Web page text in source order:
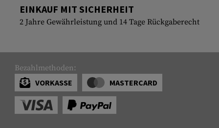
EINKAUF MIT SICHERHEIT
2 Jahre Gewährleistung und 14 Tage Rückgaberecht
Bezahlmethoden:
VORKASSE
MASTERCARD